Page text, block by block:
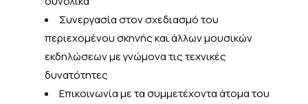
Συνεργασία στον σχεδιασμό του
περιεχομένου σκηνής και άλλων μουσικών
εκδηλώσεων με γνώμονα τις τεχνικές
δυνατότητες
Επικοινωνία με τα συμμετέχοντα άτομα του